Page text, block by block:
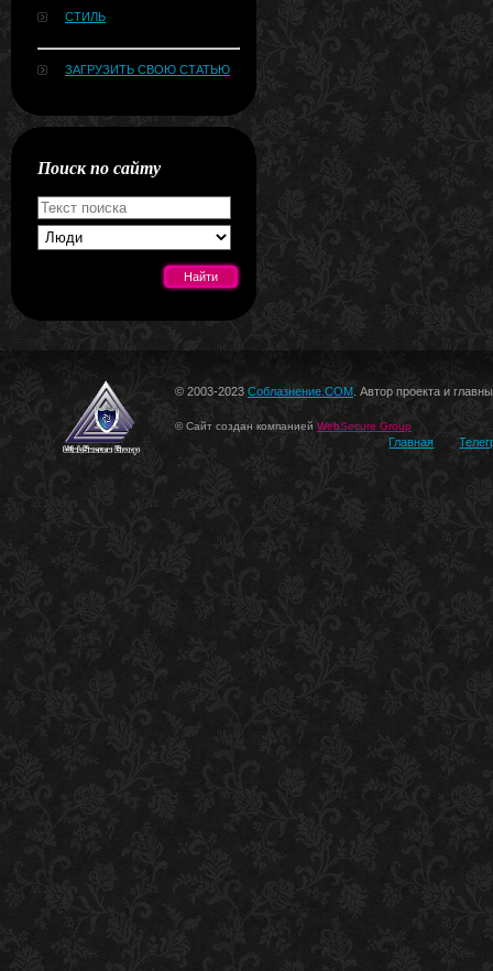
СТИЛЬ
ЗАГРУЗИТЬ СВОЮ СТАТЬЮ
Поиск по сайту
© 2003-2023 Соблазнение.COM . Автор проекта и
© Сайт создан компанией WebSecure Group
Главная